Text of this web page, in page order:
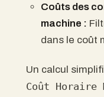
Coûts des
machine :
dans le coût
Un calcul
Coût Horaire